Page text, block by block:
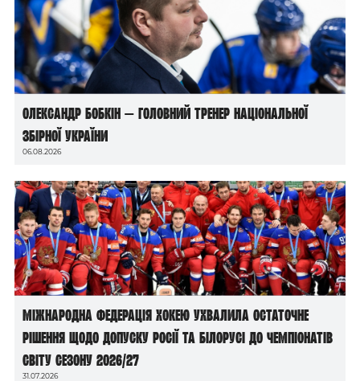
Олександр Бобкін — головний тренер національної
збірної України
06.08.2026
Міжнародна федерація хокею ухвалила остаточне
рішення щодо допуску росії та білорусі до чемпіонатів
світу сезону 2026/27
31.07.2026